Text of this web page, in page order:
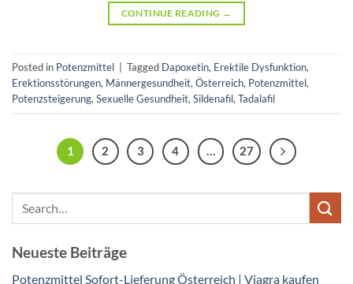
CONTINUE READING →
Posted in Potenzmittel Tagged Dapoxetin, Erektile Dysfunktion,
Erektionsstörungen, Männergesundheit,Österreich, Potenzmittel,
Potenzsteigerung,Sexuelle Gesundheit,Sildenafil,Tadalafil
1 2 3 4 … 27
Neueste Beiträge
Potenzmittel Sofort-Lieferung Österreich | Viagra kaufen